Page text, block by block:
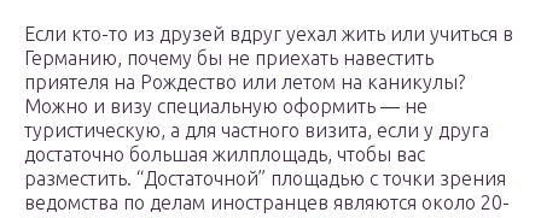
Если кто-то из друзей вдруг уехал жить или учиться в
Германию, почему бы не приехать навестить
приятеля на Рождество или летом на каникулы?
Можно и визу специальную оформить — не
туристическую, а для частного визита, если у друга
достаточно большая жилплощадь, чтобы вас
разместить. “Достаточной” площадью с точки зрения
ведомства по делам иностранцев являются около 20-